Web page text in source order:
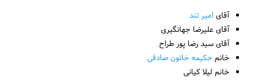
آقایامیر تند
آقای علیرضا جهانگیری
آقای سید رضا پور طراح
خانم حکیمه خاتون صادقی
خانم لیلا کیانی